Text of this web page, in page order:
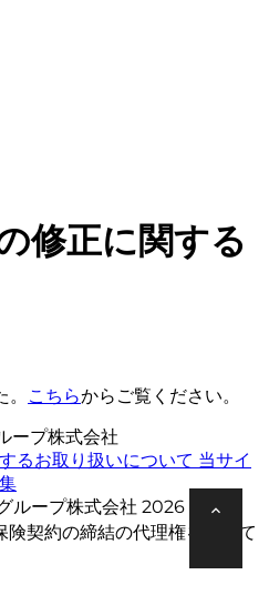
修正に関する
こちらからご覧ください。
ープ株式会社
るお取り扱いについて 当サイ
ループ株式会社 2026 All
契約の締結の代理権を有して